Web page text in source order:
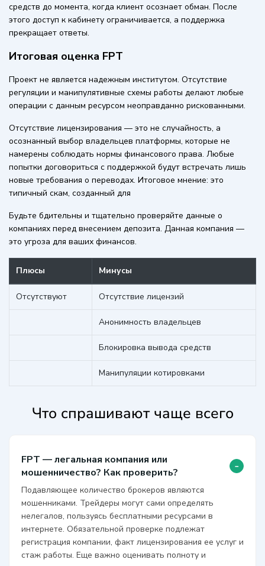
средств до момента, когда клиент осознает обман. После
этого доступ к кабинету ограничивается, а поддержка
прекращает ответы.
Итоговая оценка FPT
Проект не является надежным институтом. Отсутствие
регуляции и манипулятивные схемы работы делают любые
операции с данным ресурсом неоправданно рискованными.
Отсутствие лицензирования — это не случайность, а
осознанный выбор владельцев платформы, которые не
намерены соблюдать нормы финансового права. Любые
попытки договориться с поддержкой будут встречать лишь
новые требования о переводах. Итоговое мнение: это
типичный скам, созданный для
Будьте бдительны и тщательно проверяйте данные о
компаниях перед внесением депозита. Данная компания —
это угроза для ваших финансов.
Плюсы Минусы
Отсутствуют Отсутствие лицензий
Анонимность владельцев
Блокировка вывода средств
Манипуляции котировками
Что спрашивают чаще всего
FPT — легальная компания или
мошенничество? Как проверить?
-
Подавляющее количество брокеров являются
мошенниками. Трейдеры могут сами определять
нелегалов, пользуясь бесплатными ресурсами в
интернете. Обязательной проверке подлежат
регистрация компании, факт лицензирования ее услуг и
стаж работы. Еще важно оценивать полноту и